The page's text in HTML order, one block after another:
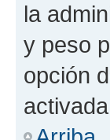
la
y peso
opción